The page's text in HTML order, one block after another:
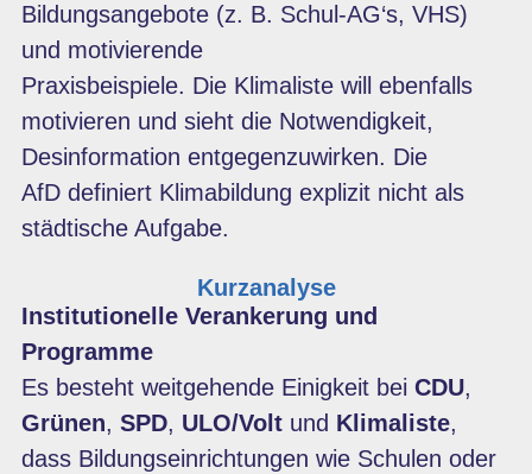
Bildungsangebote (z. B. Schul-AG‘s, VHS)
und motivierende
Praxisbeispiele. Die Klimaliste will ebenfalls
motivieren und sieht die Notwendigkeit,
Desinformation entgegenzuwirken. Die
AfD definiert Klimabildung explizit nicht als
städtische Aufgabe.
Kurzanalyse
Institutionelle Verankerung und
Programme
Es besteht weitgehende Einigkeit bei CDU,
Grünen, SPD, ULO/Volt und Klimaliste,
dass Bildungseinrichtungen wie Schulen oder